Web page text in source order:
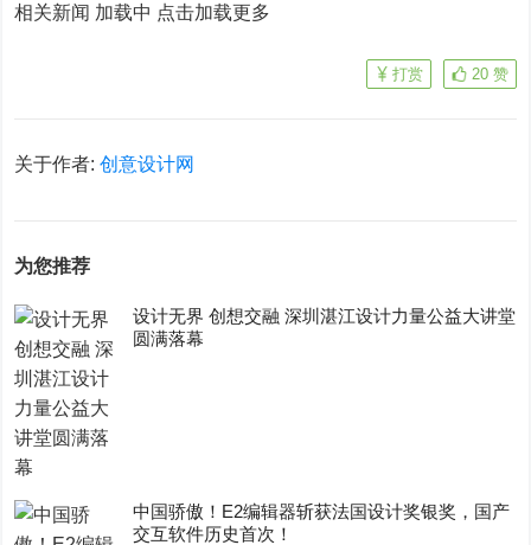
相关新闻 加载中 点击加载更多
20 赞
打赏
关于作者:创意设计网
为您推荐
设计无界 创想交融 深圳湛江设计力量公益大讲堂
圆满落幕
中国骄傲！E2编辑器斩获法国设计奖银奖，国产
交互软件历史首次！